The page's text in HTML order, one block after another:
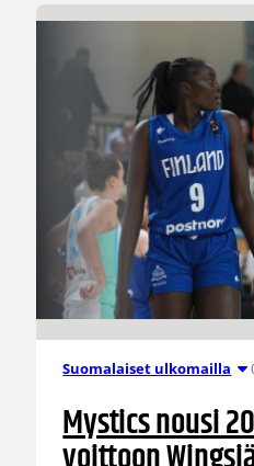
Suomalaiset ulkomailla
Mystics nousi